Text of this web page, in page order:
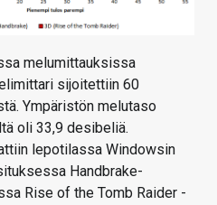
melumittauksissa
sijoitettiin 60
Ympäristön melutaso
oli 33,9 desibeliä.
lepotilassa Windowsin
Handbrake-
Rise of the Tomb Raider -